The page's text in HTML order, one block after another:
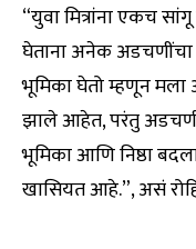
“युवा मित्रांना एकच
घेताना अनेक अडचणींचा
भूमिका घेतो म्हणून
झाले आहेत, परंतु
भूमिका आणि निष्ठा
खासियत आहे.”, असं